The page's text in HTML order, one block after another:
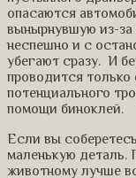
опасаются
вынырнувшую из-за
неспешно и с
убегают сразу. И
проводится только
потенциального
помощи биноклей.
Если вы
маленькую деталь.
животному лучше